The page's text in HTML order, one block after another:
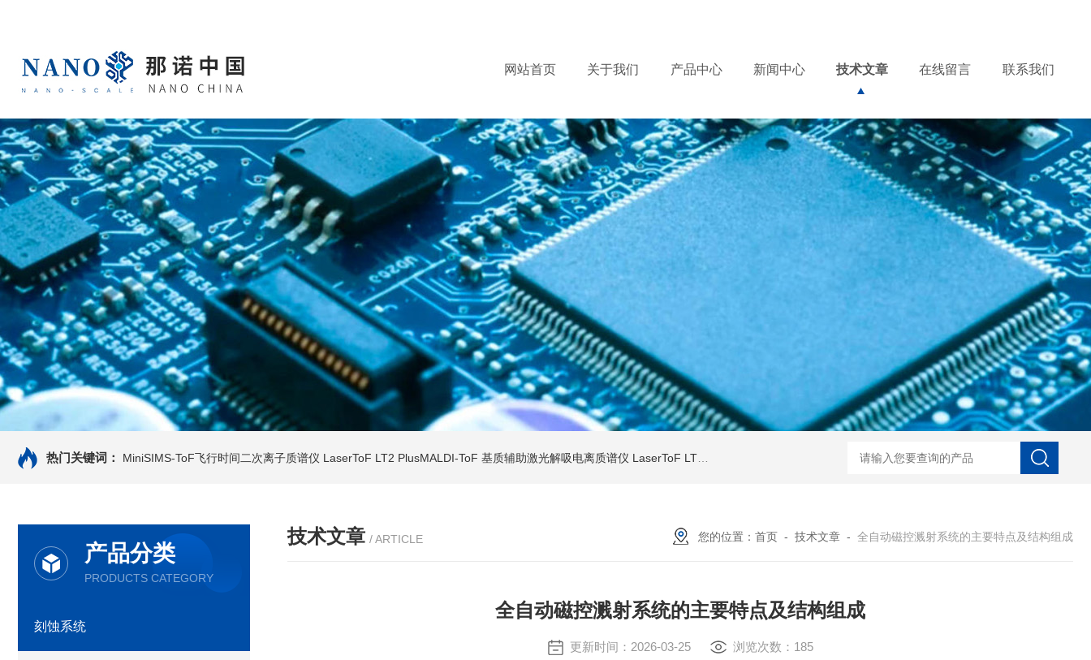
网站首页 关于我们 产品中心 新闻中心 技术文章 在线留言 联系我们
热门关键词： MiniSIMS-ToF飞行时间二次离子质谱仪 LaserToF LT2 PlusMALDI-ToF 基质辅助激光解吸电离质谱仪 LaserToF LT3 Plus基质辅助激光解吸电离 MALDI-TOF MS LaserToF TT基质辅助激光解
产品分类
PRODUCTS CATEGORY
刻蚀系统
技术文章 / ARTICLE 您的位置： 首页 - 技术文章 - 全自动磁控溅射系统的主要特点及结构组成
全自动磁控溅射系统的主要特点及结构组成
更新时间：2026-03-25 浏览次数：185